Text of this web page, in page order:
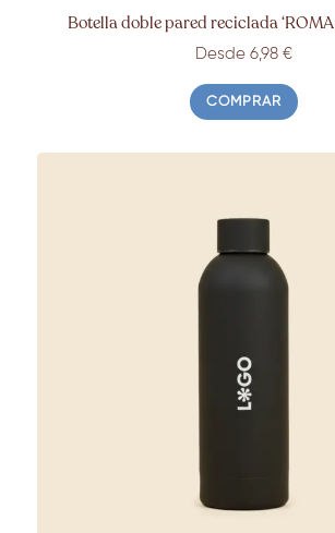
Botella doble pared reciclada ‘ROMA
Desde 6,98 €
COMPRAR